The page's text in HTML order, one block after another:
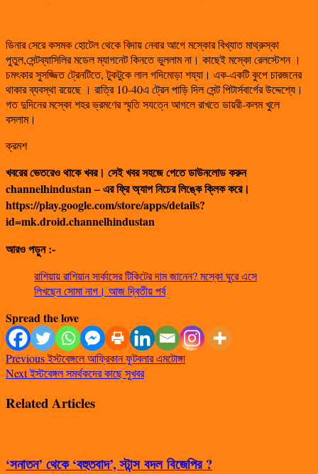
ডিনার সেরে কসমক হোটেল থেকে বিদায় নেবার আগে মস্কোর বিখ্যাত মাথ্রুস্কা
পুতুল,সেন্টব্যাসিলির মডেল ম্যাগনেট কিনতে ভুললাম না। কাছেই মস্কো রেলস্টেশন ।
চমৎকার সুসজ্জিত ট্রেনটিতে, টুকটুকে লাল গদিমোড়া শয্যা। এক-একটি কুপে চারজনের
থাকার ব্যবস্থা রয়েছে । রাত্রি 10-40এ ট্রেন পাড়ি দিল সেন্ট পিটার্সবার্গের উদ্দেশ্যে।
গত দুদিনের মস্কো শহর ভ্রমণের স্মৃতি সযত্নে আগলে রাখতে ডায়রী-কলম খুলে
বসলাম।
ক্রমশ
খবরের ভেতরেও থাকে খবর। সেই খবর সহজে পেতে ডাউনলোড করুন
channelhindustan – এর ফ্রি অ্যাপ নিচের লিঙ্কে ক্লিক করে।
https://play.google.com/store/apps/details?
id=mk.droid.channelhindustan
আরও পড়ুন :-
রাশিয়ায় রাশিয়ান সার্কাসের টিকিটের দাম জানেন? মস্কো ঘুরে এসে
লিখছেন সোমা নাগ। আজ দ্বিতীয় পর্ব
Spread the love
Previousইস্টবেঙ্গলে আফ্রিকান ফুটবলার এমটোঙ্গা
Nextইস্টবেঙ্গল সমর্থকদের কাছে সুখবর
Related Articles
‘সনাতন’ থেকে ‘বহুতবাদ’, স্টান্স বদল বিজেপির ?